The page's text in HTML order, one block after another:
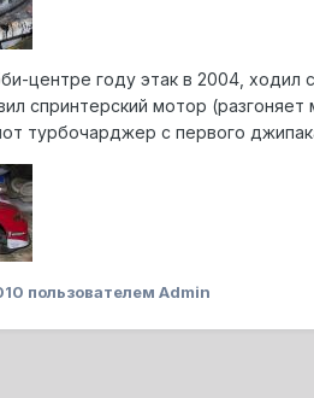
центре году этак в 2004,
спринтерский мотор
турбочарджер с первого
пользователем Admin